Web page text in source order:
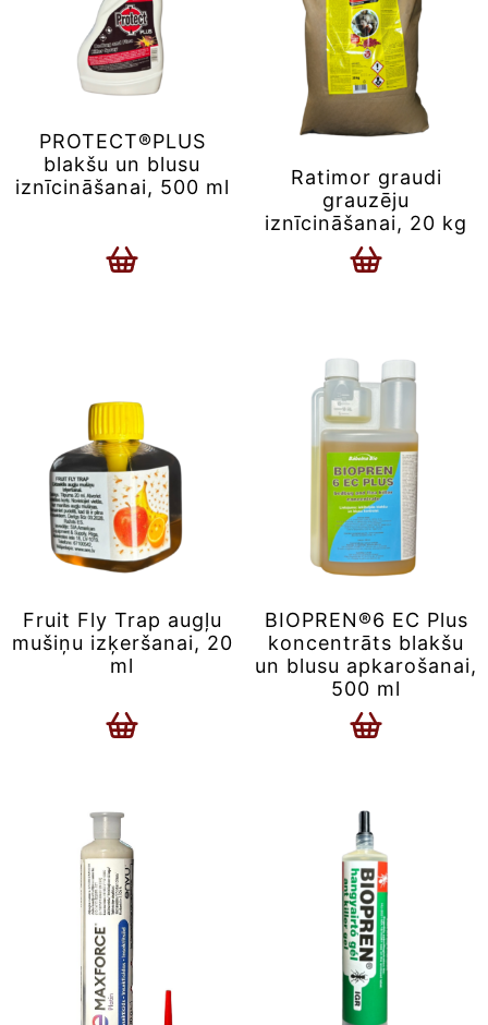
PROTECT®PLUS
blakšu un blusu
iznīcināšanai, 500 ml
Ratimor graudi
grauzēju
iznīcināšanai, 20 kg
Fruit Fly Trap augļu
mušiņu izķeršanai, 20
ml
BIOPREN®6 EC Plus
koncentrāts blakšu
un blusu apkarošanai,
500 ml